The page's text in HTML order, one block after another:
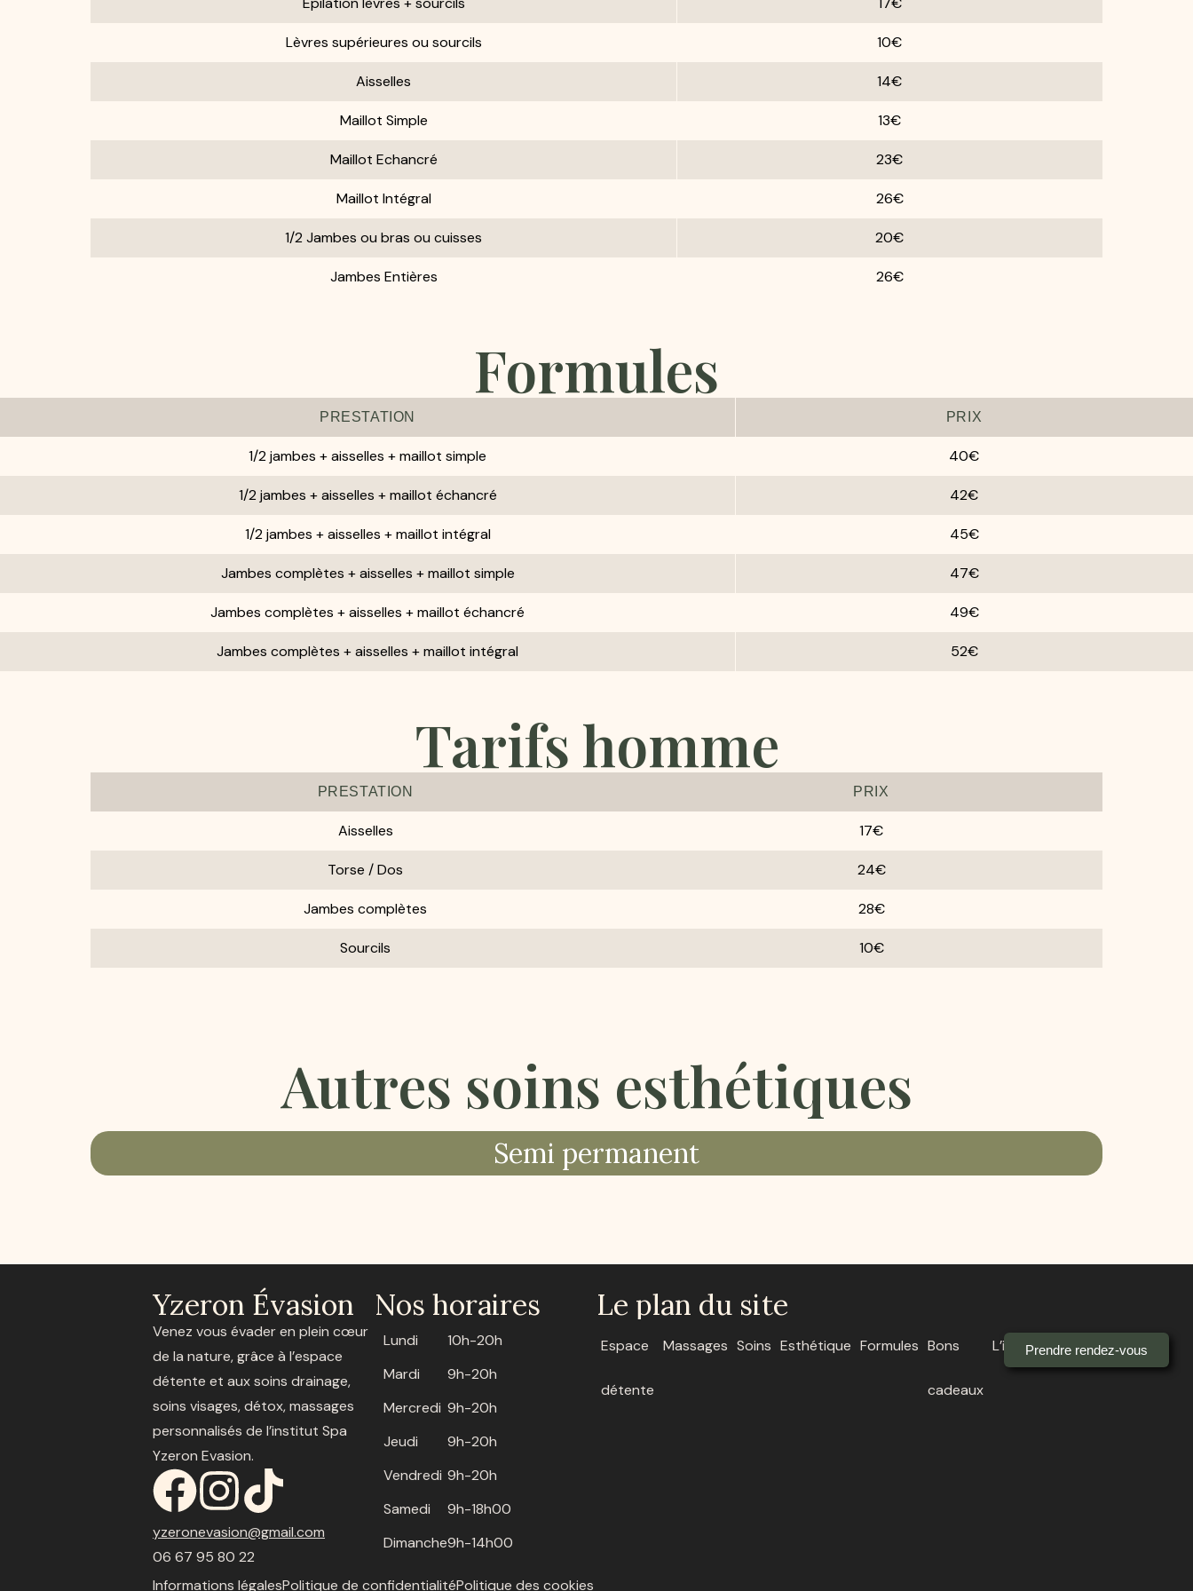
Lèvres supérieures ou sourcils
Aisselles
Maillot Simple
Maillot Echancré
Maillot Intégral
1/2 Jambes ou bras ou cuisses
Jambes Entières
10€
14€
13€
23€
26€
20€
26€
Formules
PRESTATION
1/2 jambes + aisselles + maillot simple
1/2 jambes + aisselles + maillot échancré
1/2 jambes + aisselles + maillot intégral
Jambes complètes + aisselles + maillot simple
Jambes complètes + aisselles + maillot échancré
Jambes complètes + aisselles + maillot intégral
PRIX
40€
42€
45€
47€
49€
52€
Tarifs homme
PRESTATION
Aisselles
Torse / Dos
Jambes complètes
Sourcils
PRIX
17€
24€
28€
10€
Prendre rendez-vous
Autres soins esthétiques
Semi permanent
Yzeron Évasion
Venez vous évader en plein cœur
de la nature, grâce à l’espace
détente et aux soins drainage,
soins visages, détox, massages
personnalisés de l’institut Spa
Yzeron Evasion.
yzeronevasion@gmail.com
06 67 95 80 22
Nos horaires
Lundi
Mardi
Mercredi
Jeudi
Vendredi
Samedi
Dimanche
10h-20h
9h-20h
9h-20h
9h-20h
9h-20h
9h-18h00
9h-14h00
Le plan du site
Espace
détente
Massages Soins Esthétique Formules Bons
cadeaux
L’institut
Informations légalesPolitique de confidentialitéPolitique des cookies